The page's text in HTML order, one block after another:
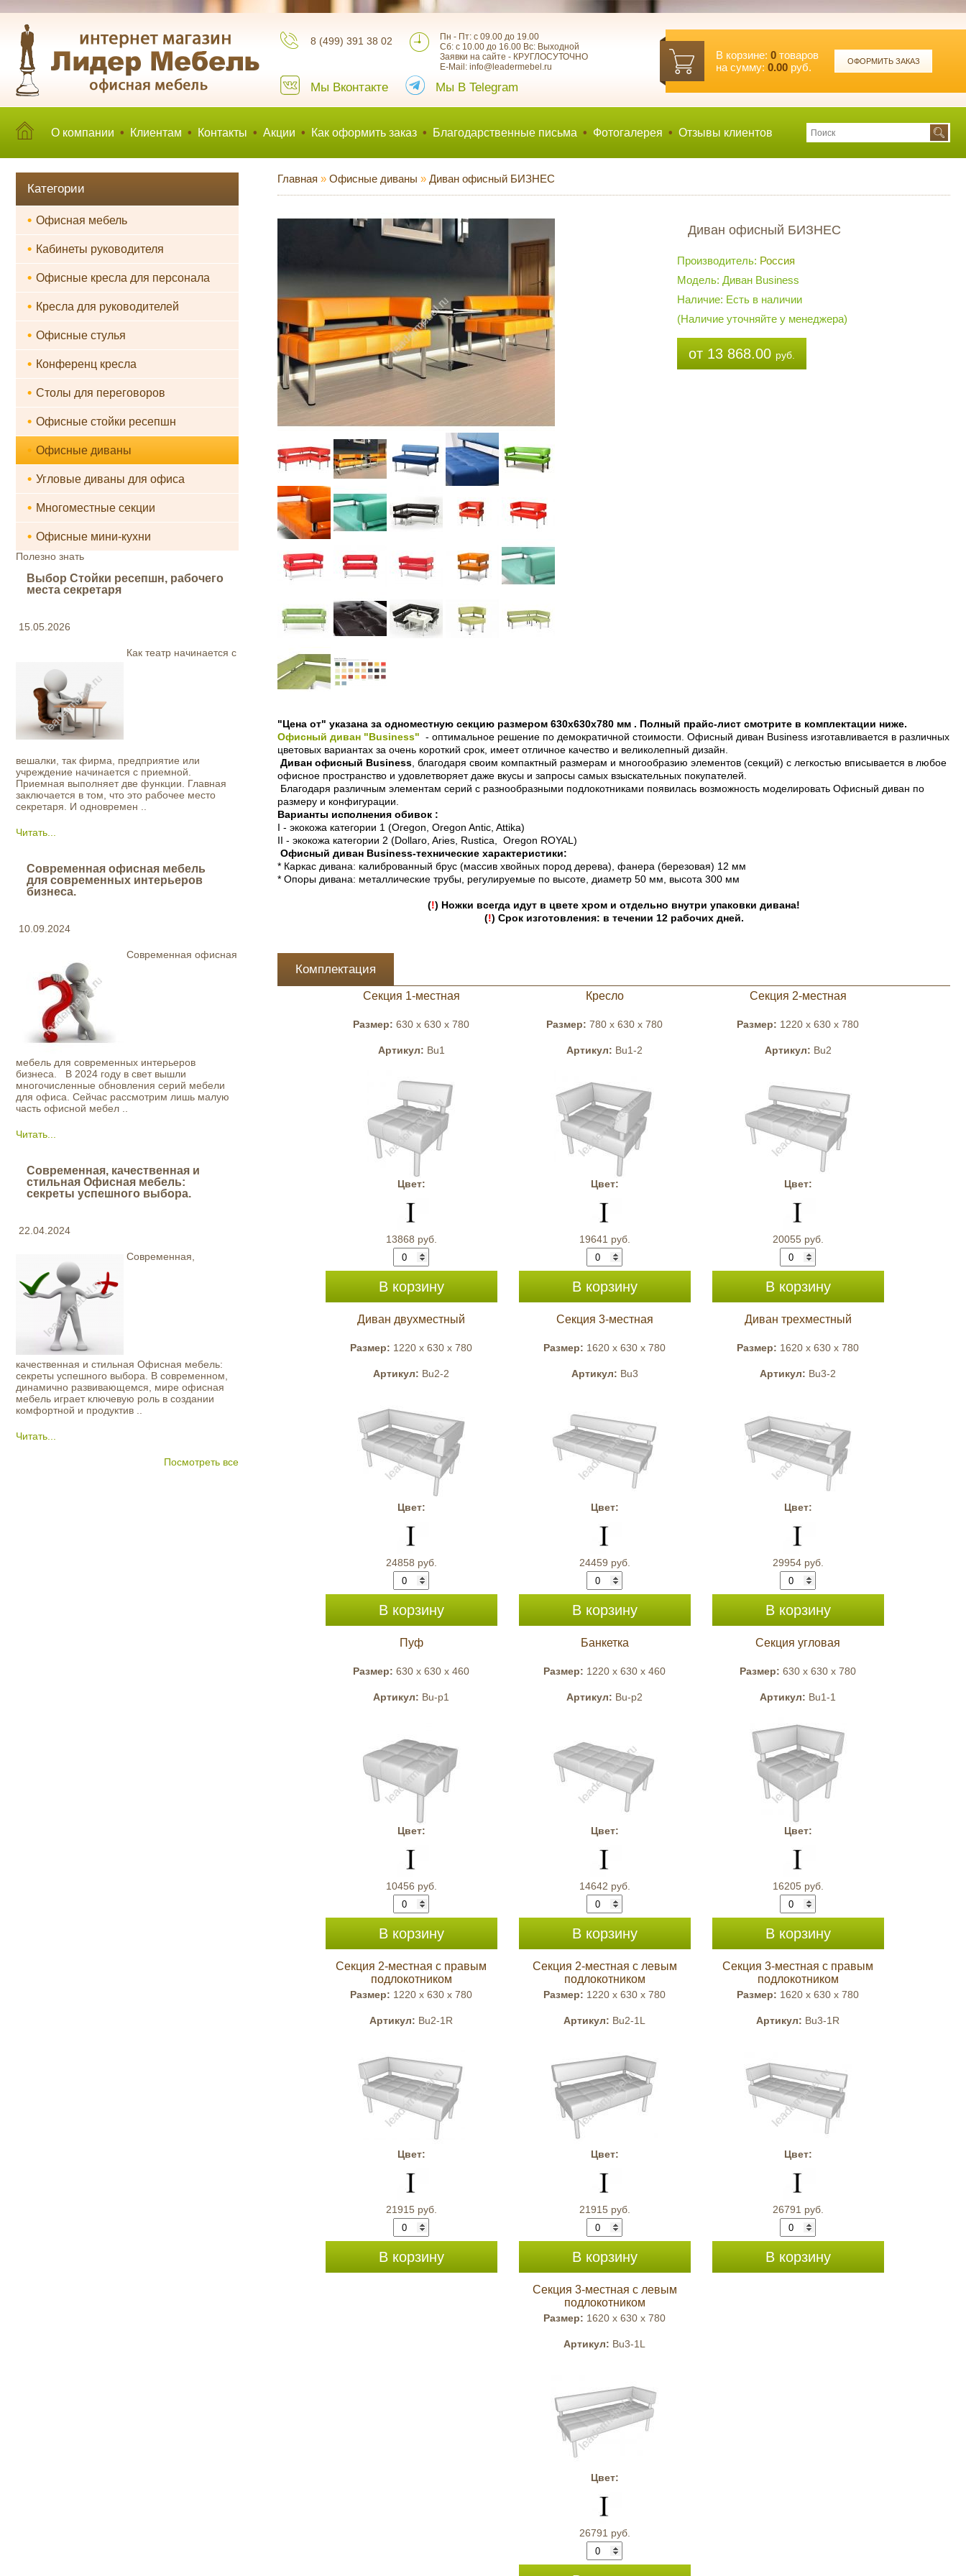
8 (499) 391 38 02
Пн - Пт: с 09.00 до 19.00
Сб: с 10.00 до 16.00 Вс: Выходной
Заявки на сайте - КРУГЛОСУТОЧНО
E-Mail: info@leadermebel.ru
Мы Вконтакте Мы В Telegram
В корзине: 0 товаров
на сумму: 0.00 руб. ОФОРМИТЬ ЗАКАЗ
О компании • Клиентам • Контакты • Акции • Как оформить заказ • Благодарственные письма • Фотогалерея • Отзывы клиентов
Категории
• Офисная мебель
• Кабинеты руководителя
• Офисные кресла для персонала
• Кресла для руководителей
• Офисные стулья
• Конференц кресла
• Столы для переговоров
• Офисные стойки ресепшн
• Офисные диваны
• Угловые диваны для офиса
• Многоместные секции
• Офисные мини-кухни
Полезно знать
Выбор Стойки ресепшн, рабочего
места секретаря
15.05.2026
Как театр начинается с
вешалки, так фирма, предприятие или
учреждение начинается с приемной.
Приемная выполняет две функции. Главная
заключается в том, что это рабочее место
секретаря. И одновремен ..
Читать...
Современная офисная мебель
для современных интерьеров
бизнеса.
10.09.2024
Современная офисная
мебель для современных интерьеров
бизнеса. В 2024 году в свет вышли
многочисленные обновления серий мебели
для офиса. Сейчас рассмотрим лишь малую
часть офисной мебел ..
Читать...
Современная, качественная и
стильная Офисная мебель:
секреты успешного выбора.
22.04.2024
Современная,
качественная и стильная Офисная мебель:
секреты успешного выбора. В современном,
динамично развивающемся, мире офисная
мебель играет ключевую роль в создании
комфортной и продуктив ..
Читать...
Посмотреть все
Главная » Офисные диваны » Диван офисный БИЗНЕС
Диван офисный БИЗНЕС
Производитель: Россия
Модель: Диван Business
Наличие: Есть в наличии
(Наличие уточняйте у менеджера)
от 13 868.00 руб.
"Цена от" указана за одноместную секцию размером 630x630x780 мм . Полный прайс-лист смотрите в комплектации ниже.
Офисный диван "Business" - оптимальное решение по демократичной стоимости. Офисный диван Business изготавливается в различных
цветовых вариантах за очень короткий срок, имеет отличное качество и великолепный дизайн.
Диван офисный Business , благодаря своим компактный размерам и многообразию элементов (секций) с легкостью вписывается в любое
офисное пространство и удовлетворяет даже вкусы и запросы самых взыскательных покупателей.
Благодаря различным элементам серий с разнообразными подлокотниками появилась возможность моделировать Офисный диван по
размеру и конфигурации.
Варианты исполнения обивок :
I - экокожа категории 1 (Oregon, Oregon Antic, Attika)
II - экокожа категории 2 (Dollaro, Aries, Rustica, Oregon ROYAL)
Офисный диван Business-технические характеристики:
* Каркас дивана: калиброванный брус (массив хвойных пород дерева), фанера (березовая) 12 мм
* Опоры дивана: металлические трубы, регулируемые по высоте, диаметр 50 мм, высота 300 мм
(!) Ножки всегда идут в цвете хром и отдельно внутри упаковки дивана!
(!) Срок изготовления: в течении 12 рабочих дней.
Комплектация
Секция 1-местная
Размер: 630 x 630 x 780
Артикул: Bu1
Цвет:
13868 руб.
В корзину
Кресло
Размер: 780 x 630 x 780
Артикул: Bu1-2
Цвет:
19641 руб.
В корзину
Секция 2-местная
Размер: 1220 x 630 x 780
Артикул: Bu2
Цвет:
20055 руб.
В корзину
Диван двухместный
Размер: 1220 x 630 x 780
Артикул: Bu2-2
Цвет:
24858 руб.
В корзину
Секция 3-местная
Размер: 1620 x 630 x 780
Артикул: Bu3
Цвет:
24459 руб.
В корзину
Диван трехместный
Размер: 1620 x 630 x 780
Артикул: Bu3-2
Цвет:
29954 руб.
В корзину
Пуф
Размер: 630 x 630 x 460
Артикул: Bu-p1
Цвет:
10456 руб.
В корзину
Банкетка
Размер: 1220 x 630 x 460
Артикул: Bu-p2
Цвет:
14642 руб.
В корзину
Секция угловая
Размер: 630 x 630 x 780
Артикул: Bu1-1
Цвет:
16205 руб.
В корзину
Секция 2-местная с правым
подлокотником
Размер: 1220 x 630 x 780
Артикул: Bu2-1R
Цвет:
21915 руб.
В корзину
Секция 2-местная с левым
подлокотником
Размер: 1220 x 630 x 780
Артикул: Bu2-1L
Цвет:
21915 руб.
В корзину
Секция 3-местная с правым
подлокотником
Размер: 1620 x 630 x 780
Артикул: Bu3-1R
Цвет:
26791 руб.
В корзину
Секция 3-местная с левым
подлокотником
Размер: 1620 x 630 x 780
Артикул: Bu3-1L
Цвет:
26791 руб.